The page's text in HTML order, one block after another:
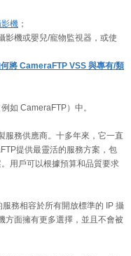
機 ；
影機或嬰兒/寵物監視器，或使
將 CameraFTP VSS 與專有/類
如 CameraFTP）中。
服務供應商。十多年來，它一直
提供最靈活的服務方案，包
用戶可以根據預算和品質要求
務相容於所有開放標準的 IP 攝
方面擁有更多選擇，並且不會被